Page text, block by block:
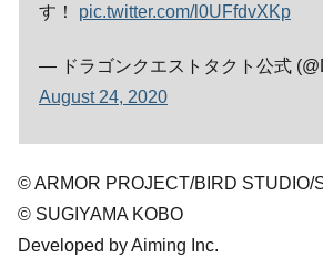
す！ pic.twitter.com/l0UFfdvXKp
— ドラゴンクエストタクト公式
August 24, 2020
© ARMOR PROJECT/BIRD STUDIO/
© SUGIYAMA KOBO
Developed by Aiming Inc.